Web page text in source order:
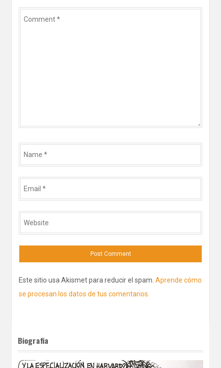
*
*
Este sitio usa Akismet para reducir el spam. Aprende cómo
se procesan los datos de tus comentarios.
Biografia